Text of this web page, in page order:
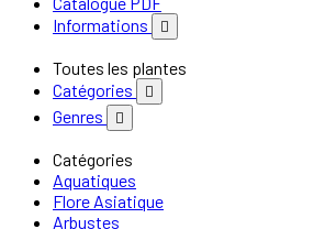
Informations

Toutes les plantes
Catégories

Genres 
Catégories
Aquatiques
Flore Asiatique
Arbustes